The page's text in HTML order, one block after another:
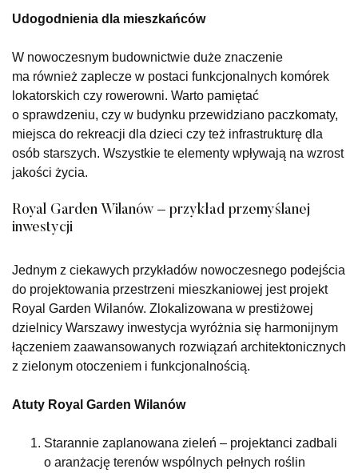
Udogodnienia dla mieszkańców
W nowoczesnym budownictwie duże znaczenie
ma również zaplecze w postaci funkcjonalnych komórek
lokatorskich czy rowerowni. Warto pamiętać
o sprawdzeniu, czy w budynku przewidziano paczkomaty,
miejsca do rekreacji dla dzieci czy też infrastrukturę dla
osób starszych. Wszystkie te elementy wpływają na wzrost
jakości życia.
Royal Garden Wilanów – przykład przemyślanej
inwestycji
Jednym z ciekawych przykładów nowoczesnego podejścia
do projektowania przestrzeni mieszkaniowej jest projekt
Royal Garden Wilanów. Zlokalizowana w prestiżowej
dzielnicy Warszawy inwestycja wyróżnia się harmonijnym
łączeniem zaawansowanych rozwiązań architektonicznych
z zielonym otoczeniem i funkcjonalnością.
Atuty Royal Garden Wilanów
Starannie zaplanowana zieleń – projektanci zadbali
o aranżację terenów wspólnych pełnych roślin